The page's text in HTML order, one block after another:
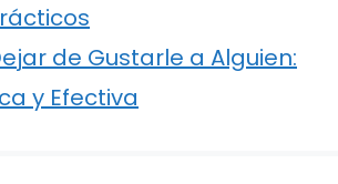
de Gustarle a Alguien:
y Efectiva